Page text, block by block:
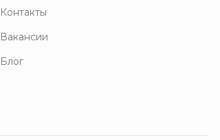
Контакты
Вакансии
Блог